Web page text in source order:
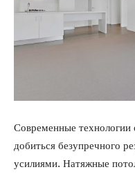
Современные технологии
добиться безупречного
усилиями. Натяжные